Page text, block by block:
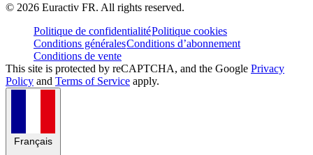
© 2026 Euractiv FR. All rights reserved.
Politique de confidentialitéPolitique cookies
Conditions généralesConditions d’abonnement
Conditions de vente
This site is protected by reCAPTCHA, and the Google Privacy
Policy and Terms of Service apply.
Français